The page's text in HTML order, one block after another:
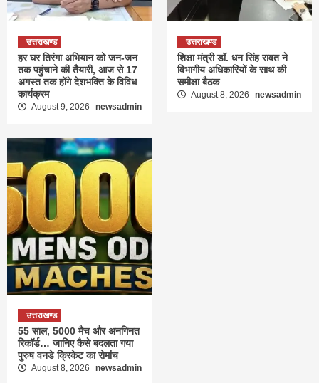
उत्तराखण्ड
हर घर तिरंगा अभियान को जन-जन
तक पहुंचाने की तैयारी, आज से 17
अगस्त तक होंगे देशभक्ति के विविध
कार्यक्रम
August 9, 2026 newsadmin
उत्तराखण्ड
शिक्षा मंत्री डॉ. धन सिंह रावत ने
विभागीय अधिकारियों के साथ की
समीक्षा बैठक
August 8, 2026 newsadmin
उत्तराखण्ड
55 साल, 5000 मैच और अनगिनत
रिकॉर्ड… जानिए कैसे बदलता गया
पुरुष वनडे क्रिकेट का रोमांच
August 8, 2026 newsadmin